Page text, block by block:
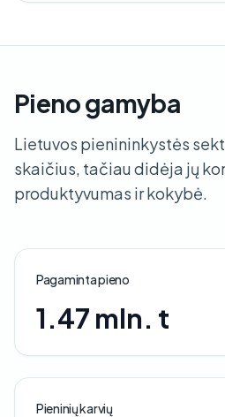
Pieno gamyba
Lietuvos pienininkystės
skaičius, tačiau didėja jų
produktyvumas ir kokybė.
Pagaminta pieno
1.47 mln. t
Pieninių karvių